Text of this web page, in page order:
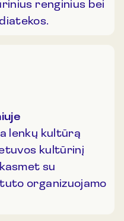
renginius bei
lenkų kultūrą
kultūrinį
su
organizuojamo